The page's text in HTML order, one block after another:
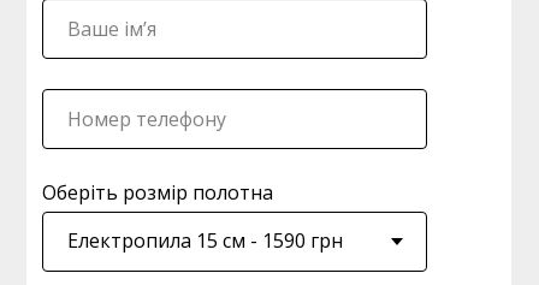
Оберіть розмір полотна